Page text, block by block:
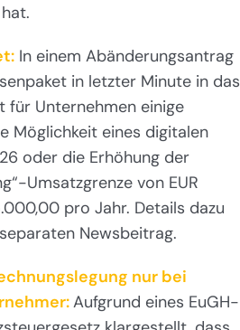
In einem Abänderungsantrag
in letzter Minute in das
für Unternehmen einige
Möglichkeit eines digitalen
oder die Erhöhung der
Umsatzgrenze von EUR
pro Jahr. Details dazu
Newsbeitrag.
nur bei
Aufgrund eines EuGH-